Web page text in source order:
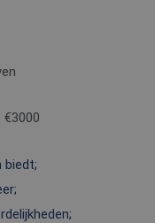
€3000
biedt;